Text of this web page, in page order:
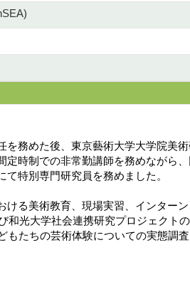
務めた後、東京藝術大学大学院美
時制での非常勤講師を務めながら
特別専門研究員を務めました。
る美術教育、現場実習、インター
光大学社会連携研究プロジェクト
たちの芸術体験についての実態調